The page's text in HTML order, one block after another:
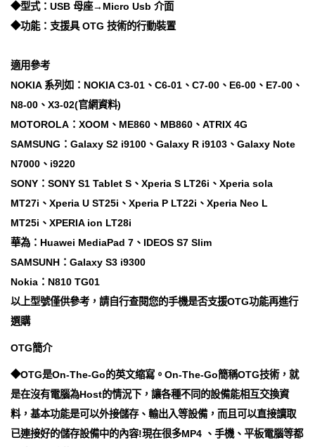
◆型式：USB 母座→Micro Usb 介面
◆功能：支援具 OTG 技術的行動裝置
適用參考
NOKIA 系列如：NOKIA C3-01、C6-01、C7-00、E6-00、E7-00、
N8-00、X3-02(官網資料)
MOTOROLA：XOOM、ME860、MB860、ATRIX 4G
SAMSUNG：Galaxy S2 i9100、Galaxy R i9103、Galaxy Note
N7000、i9220
SONY：SONY S1 Tablet S、Xperia S LT26i、Xperia sola
MT27i、Xperia U ST25i、Xperia P LT22i、Xperia Neo L
MT25i、XPERIA ion LT28i
華為：Huawei MediaPad 7、IDEOS S7 Slim
SAMSUNH：Galaxy S3 i9300
Nokia：N810 TG01
以上型號僅供參考，請自行查閱您的手機是否支援OTG功能再進行
選購
OTG簡介
◆OTG是On-The-Go的英文缩寫。On-The-Go簡稱OTG技術，就
是在沒有電腦為Host的情況下，讓各種不同的設備能相互交換資
料，基本功能是可以外接儲存、輸出入等設備，而且可以直接讀取
已連接好的儲存設備中的內容!現在很多MP4 、手機、平板電腦等都